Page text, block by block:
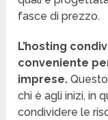
fasce di prezzo.
L’hosting
conveniente
imprese.
chi è agli inizi, in
condividere le